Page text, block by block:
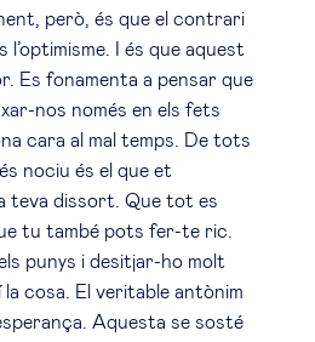
però, és que el contrari
l’optimisme. I és que aquest
Es fonamenta a pensar que
nos només en els fets
cara al mal temps. De tots
nociu és el que et
teva dissort. Que tot es
tu també pots fer-te ric.
punys i desitjar-ho molt
cosa. El veritable antònim
Aquesta se sosté